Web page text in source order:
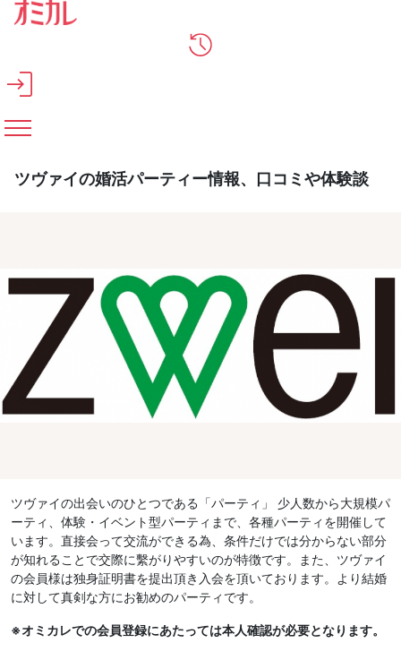
メインコンテンツへスキップ
ツヴァイの婚活パーティー情報、口コミや体験談
ツヴァイの出会いのひとつである「パーティ」 少人数から大規模パ
ーティ、体験・イベント型パーティまで、各種パーティを開催して
います。直接会って交流ができる為、条件だけでは分からない部分
が知れることで交際に繫がりやすいのが特徴です。また、ツヴァイ
の会員様は独身証明書を提出頂き入会を頂いております。より結婚
に対して真剣な方にお勧めのパーティです。
※オミカレでの会員登録にあたっては本人確認が必要となります。